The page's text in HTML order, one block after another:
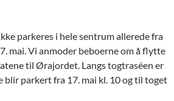
parkeres i hele sentrum allerede fra
mai. Vi anmoder beboerne om å flytte
til Ørajordet. Langs togtraséen er
blir parkert fra 17. mai kl. 10 og til toget